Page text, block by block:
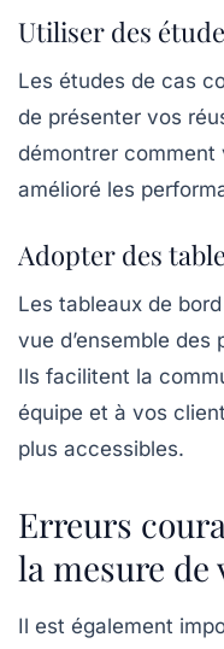
Utiliser des
Les études de cas
de présenter vos
démontrer
amélioré les
Adopter des
Les tableaux de
vue d’ensemble
Ils facilitent la
équipe et à vos
plus accessibles.
Erreurs
la mesure de
Il est également